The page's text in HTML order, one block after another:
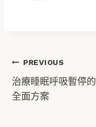
文
章
PREVIOUS
治療睡眠呼吸暫停的
全面方案